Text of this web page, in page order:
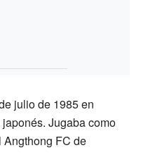
julio de 1985 en
Jugaba como
Angthong FC de